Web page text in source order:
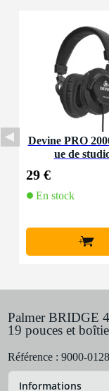
Devine PRO
ue de
29 €
En stock
+
Palmer BRIDGE
19 pouces et
Référence : 9000-
Informations